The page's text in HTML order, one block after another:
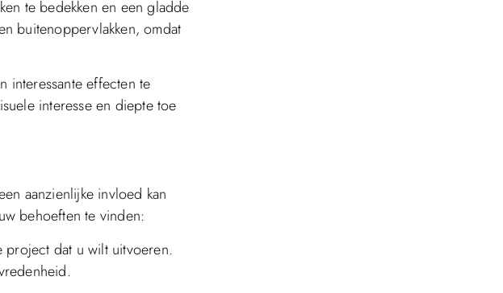
te bedekken en een gladde
buitenoppervlakken, omdat
interessante effecten te
interesse en diepte toe
aanzienlijke invloed kan
behoeften te vinden:
project dat u wilt uitvoeren.